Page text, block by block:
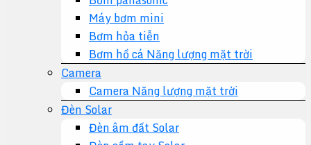
Máy bơm mini
Bơm hỏa tiễn
Bơm hồ cá Năng lượng mặt trời
Camera
Camera Năng lượng mặt trời
Đèn Solar
Đèn âm đất Solar